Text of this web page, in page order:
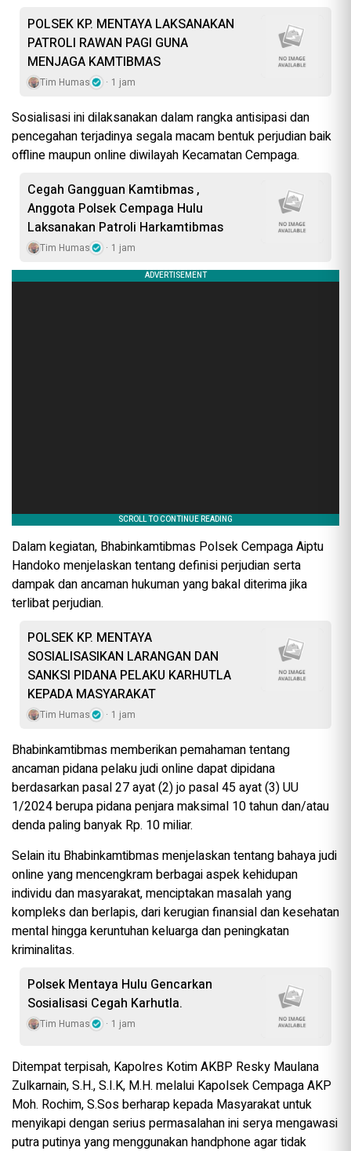
POLSEK KP. MENTAYA LAKSANAKAN
PATROLI RAWAN PAGI GUNA
MENJAGA KAMTIBMAS
Tim Humas 1 jam
Sosialisasi ini dilaksanakan dalam rangka antisipasi dan
pencegahan terjadinya segala macam bentuk perjudian baik
offline maupun online diwilayah Kecamatan Cempaga.
Cegah Gangguan Kamtibmas ,
Anggota Polsek Cempaga Hulu
Laksanakan Patroli Harkamtibmas
Tim Humas 1 jam
Dalam kegiatan, Bhabinkamtibmas Polsek Cempaga Aiptu
Handoko menjelaskan tentang definisi perjudian serta
dampak dan ancaman hukuman yang bakal diterima jika
terlibat perjudian.
POLSEK KP. MENTAYA
SOSIALISASIKAN LARANGAN DAN
SANKSI PIDANA PELAKU KARHUTLA
KEPADA MASYARAKAT
Tim Humas 1 jam
Bhabinkamtibmas memberikan pemahaman tentang
ancaman pidana pelaku judi online dapat dipidana
berdasarkan pasal 27 ayat (2) jo pasal 45 ayat (3) UU
1/2024 berupa pidana penjara maksimal 10 tahun dan/atau
denda paling banyak Rp. 10 miliar.
Selain itu Bhabinkamtibmas menjelaskan tentang bahaya judi
online yang mencengkram berbagai aspek kehidupan
individu dan masyarakat, menciptakan masalah yang
kompleks dan berlapis, dari kerugian finansial dan kesehatan
mental hingga keruntuhan keluarga dan peningkatan
kriminalitas.
Polsek Mentaya Hulu Gencarkan
Sosialisasi Cegah Karhutla.
Tim Humas 1 jam
Ditempat terpisah, Kapolres Kotim AKBP Resky Maulana
Zulkarnain, S.H., S.I.K, M.H. melalui Kapolsek Cempaga AKP
Moh. Rochim, S.Sos berharap kepada Masyarakat untuk
menyikapi dengan serius permasalahan ini serya mengawasi
putra putinya yang menggunakan handphone agar tidak